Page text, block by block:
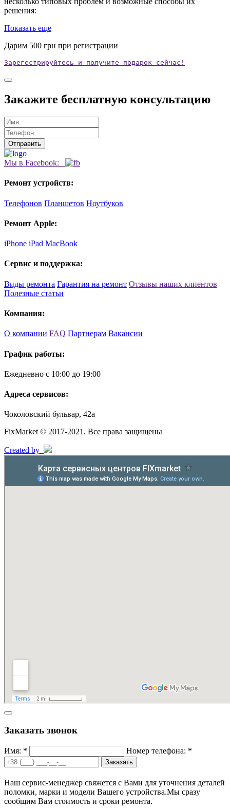
решения:
Показать еще
Дарим 500 грн при регистрации
Зарегестрируйтесь и получите подарок сейчас!
Закажите бесплатную консультацию
Мы в Facebook:
Ремонт устройств:
Телефонов Планшетов Ноутбуков
Ремонт Apple:
iPhone iPad MacBook
Сервис и поддержка:
Виды ремонта Гарантия на ремонт Отзывы наших клиентов
Полезные статьи
Компания:
О компании FAQ Партнерам Вакансии
График работы:
Ежедневно с 10:00 до 19:00
Адреса сервисов:
Чоколовский бульвар, 42а
FixMarket © 2017-2021. Все права защищены
Created by
Заказать звонок
Имя: * Номер телефона: *
Заказать
Наш сервис-менеджер свяжется с Вами для уточнения деталей
поломки, марки и модели Вашего устройства.Мы сразу
сообщим Вам стоимость и сроки ремонта.